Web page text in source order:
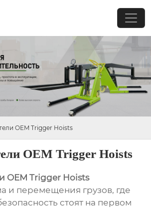
OEM Trigger Hoists
OEM Trigger Hoists
OEM Trigger Hoists
и перемещения грузов, где
стоят на первом